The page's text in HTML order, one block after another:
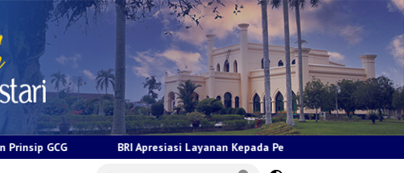
Apresiasi Layanan Kepada Pensiunan Jadi Bukti Komitmen Tingkatkan